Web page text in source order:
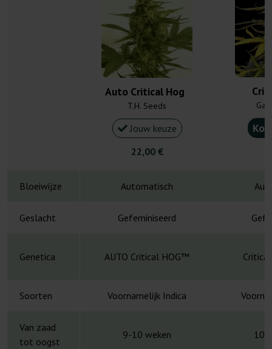
Auto Critical Hog
T.H. Seeds
Jouw keuze
22,00 €
Bloeiwijze Automatisch
Geslacht Gefeminiseerd
Genetica AUTO Critical HOG™
Soorten Voornamelijk Indica
Van zaad
tot oogst
9-10 weken 10-